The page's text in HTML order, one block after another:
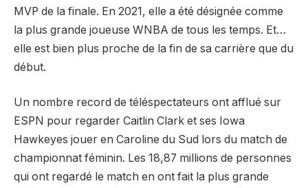
MVP de la finale. En 2021, elle a été désignée comme
la plus grande joueuse WNBA de tous les temps. Et…
elle est bien plus proche de la fin de sa carrière que du
début.
Un nombre record de téléspectateurs ont afflué sur
ESPN pour regarder Caitlin Clark et ses Iowa
Hawkeyes jouer en Caroline du Sud lors du match de
championnat féminin. Les 18,87 millions de personnes
qui ont regardé le match en ont fait la plus grande